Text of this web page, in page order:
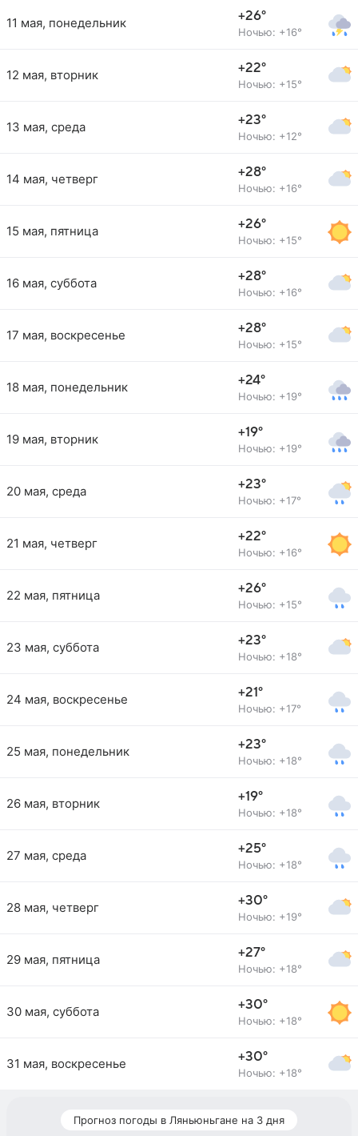
11 мая, понедельник +26°
Ночью: +16°
12 мая, вторник +22°
Ночью: +15°
13 мая, среда +23°
Ночью: +12°
14 мая, четверг +28°
Ночью: +16°
15 мая, пятница +26°
Ночью: +15°
16 мая, суббота +28°
Ночью: +16°
17 мая, воскресенье +28°
Ночью: +15°
18 мая, понедельник +24°
Ночью: +19°
19 мая, вторник +19°
Ночью: +19°
20 мая, среда +23°
Ночью: +17°
21 мая, четверг +22°
Ночью: +16°
22 мая, пятница +26°
Ночью: +15°
23 мая, суббота +23°
Ночью: +18°
24 мая, воскресенье +21°
Ночью: +17°
25 мая, понедельник +23°
Ночью: +18°
26 мая, вторник +19°
Ночью: +18°
27 мая, среда +25°
Ночью: +18°
28 мая, четверг +30°
Ночью: +19°
29 мая, пятница +27°
Ночью: +18°
30 мая, суббота +30°
Ночью: +18°
31 мая, воскресенье +30°
Ночью: +18°
Прогноз погоды в Ляньюньгане на 3 дня